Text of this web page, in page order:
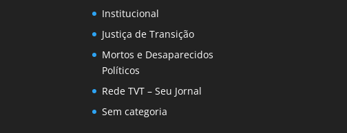
Institucional
Justiça de Transição
Mortos e Desaparecidos
Políticos
Rede TVT – Seu Jornal
Sem categoria